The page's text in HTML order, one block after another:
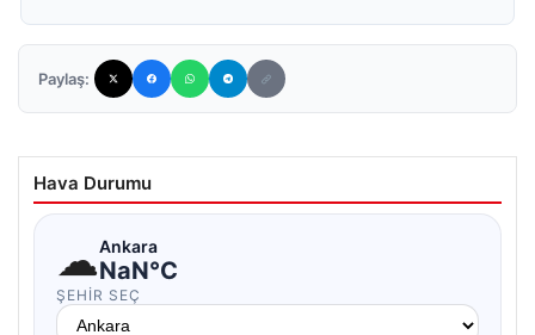
Paylaş:
Hava Durumu
☁Ankara
NaN°C
ŞEHIR SEÇ